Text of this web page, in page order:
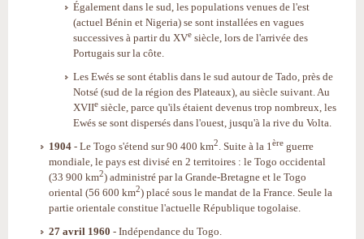
Également dans le sud, les populations venues de l'est
(actuel Bénin et Nigeria) se sont installées en vagues
successives à partir du XVe siècle, lors de l'arrivée des
Portugais sur la côte.
Les Ewés se sont établis dans le sud autour de Tado, près de
Notsé (sud de la région des Plateaux), au siècle suivant. Au
XVIIe siècle, parce qu'ils étaient devenus trop nombreux, les
Ewés se sont dispersés dans l'ouest, jusqu'à la rive du Volta.
1904 - Le Togo s'étend sur 90 400 km2. Suite à la 1ère guerre
mondiale, le pays est divisé en 2 territoires : le Togo occidental
(33 900 km2) administré par la Grande-Bretagne et le Togo
oriental (56 600 km2) placé sous le mandat de la France. Seule la
partie orientale constitue l'actuelle République togolaise.
27 avril 1960 - Indépendance du Togo.